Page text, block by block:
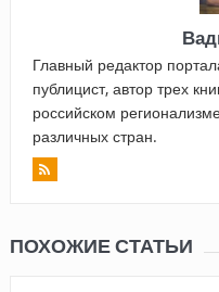
Главный редактор
публицист, автор трех
российском
различных стран.
ПОХОЖИЕ СТАТЬИ